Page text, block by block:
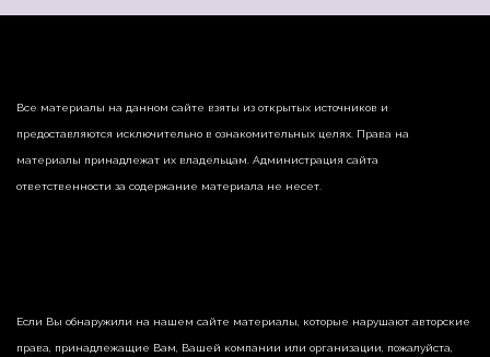
Все материалы на данном сайте взяты из открытых источников и
предоставляются исключительно в ознакомительных целях. Права на
материалы принадлежат их владельцам. Администрация сайта
ответственности за содержание материала не несет.
Если Вы обнаружили на нашем сайте материалы, которые нарушают авторские
права, принадлежащие Вам, Вашей компании или организации, пожалуйста,